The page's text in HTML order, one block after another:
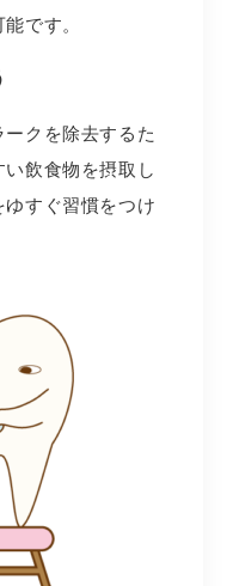
です。
クを除去するた
飲食物を摂取し
すぐ習慣をつけ